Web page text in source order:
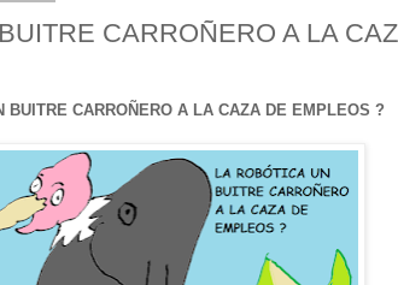
CARROÑERO A LA
BUITRE CARROÑERO A LA CAZA DE EMPLEOS ?